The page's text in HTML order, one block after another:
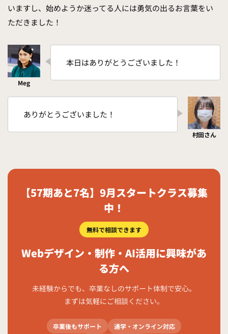
いますし、始めようか迷ってる人には勇気の出るお言葉をい
ただきました！
本日はありがとうございました！
ありがとうございました！
【57期あと7名】9月スタートクラス募集
中！
無料で相談できます
Webデザイン・制作・AI活用に興味があ
る方へ
未経験からでも、卒業なしのサポート体制で安心。
まずは気軽にご相談ください。
卒業後もサポート 通学・オンライン対応